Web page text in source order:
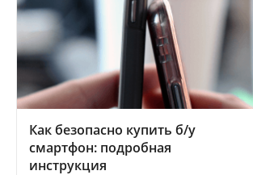
Как безопасно купить б/у
смартфон: подробная
инструкция